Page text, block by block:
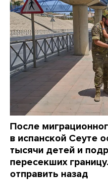
После
в испанской Сеуте
тысячи детей и
пересекших
отправить назад